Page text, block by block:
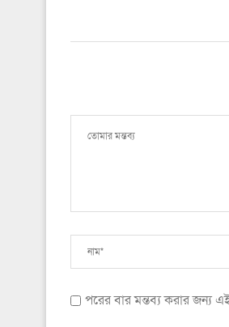
পরের বার মন্তব্য করার জন্য